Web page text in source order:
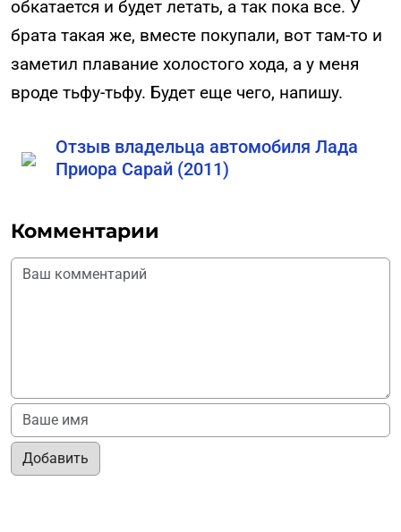
обкатается и будет летать, а так пока все. У
брата такая же, вместе покупали, вот там-то и
заметил плавание холостого хода, а у меня
вроде тьфу-тьфу. Будет еще чего, напишу.
Отзыв владельца автомобиля Лада
Приора Сарай (2011)
Комментарии
Добавить